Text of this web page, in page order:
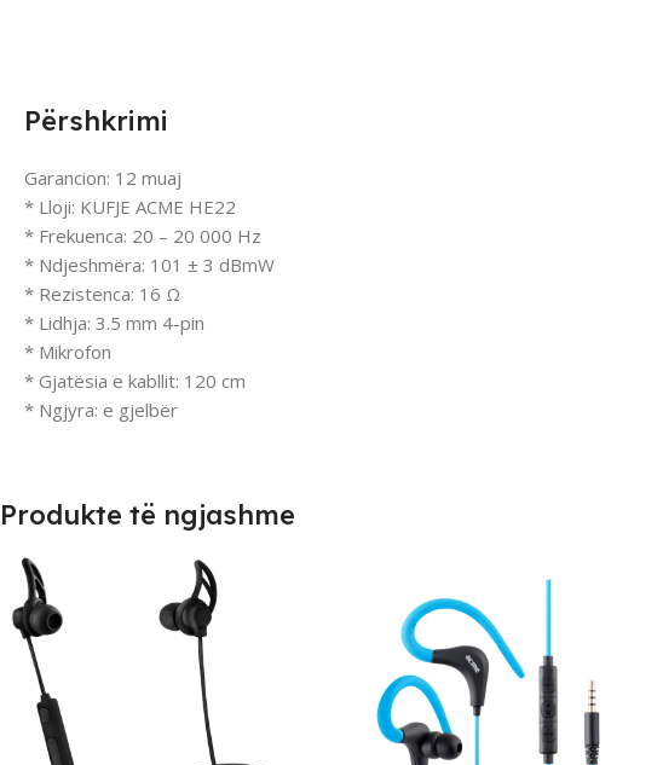
Përshkrimi
Garancion: 12 muaj
* Lloji: KUFJE ACME HE22
* Frekuenca: 20 – 20 000 Hz
* Ndjeshmëra: 101 ± 3 dBmW
* Rezistenca: 16 Ω
* Lidhja: 3.5 mm 4-pin
* Mikrofon
* Gjatësia e kabllit: 120 cm
* Ngjyra: e gjelbër
Produkte të ngjashme